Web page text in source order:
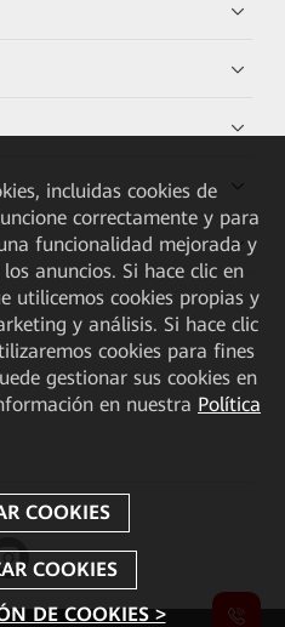
incluidas cookies de
correctamente y para
funcionalidad mejorada y
anuncios. Si hace clic en
utilicemos cookies propias y
y análisis. Si hace clic
cookies para fines
gestionar sus cookies en
en nuestra Política
DE COOKIES >